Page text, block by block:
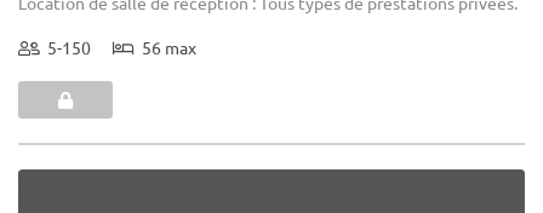
5-150 56 max